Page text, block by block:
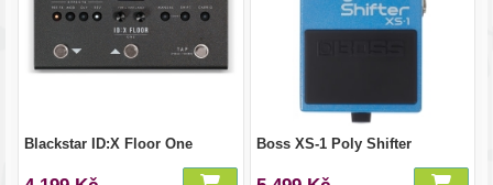
Blackstar ID:X Floor One Boss XS-1 Poly Shifter